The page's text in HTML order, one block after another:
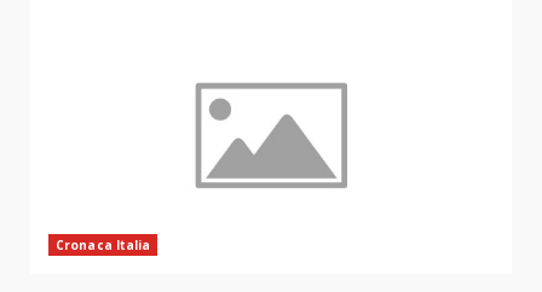
Cronaca Italia